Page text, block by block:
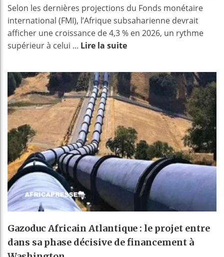
Selon les dernières projections du Fonds monétaire
international (FMI), l’Afrique subsaharienne devrait
afficher une croissance de 4,3 % en 2026, un rythme
supérieur à celui ... Lire la suite
Gazoduc Africain Atlantique : le projet entre
dans sa phase décisive de financement à